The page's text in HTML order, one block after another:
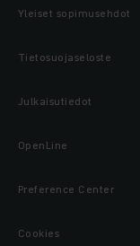
Yleiset sopimusehdot
Tietosuojaseloste
Julkaisutiedot
OpenLine
Preference Center
Cookies